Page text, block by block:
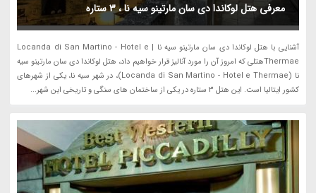
معرفی هتل لوکاندا دی سان مارتینو سیه نا ، 3 ستاره
آشنایی با هتل لوکاندا دی سان مارتینو سیه نا | Locanda di San Martino - Hotel e
Thermaeهتلی که امروز آن را مورد آنالیز قرار خواهیم داد، هتل لوکاندا دی سان مارتینو سیه
نا (Locanda di San Martino - Hotel e Thermae)، در شهر سیه نا، یکی از شهرهای
کشور ایتالیا است. این هتل 3 ستاره در یکی از ساختمان های سنگی و تاریخی این شهر...